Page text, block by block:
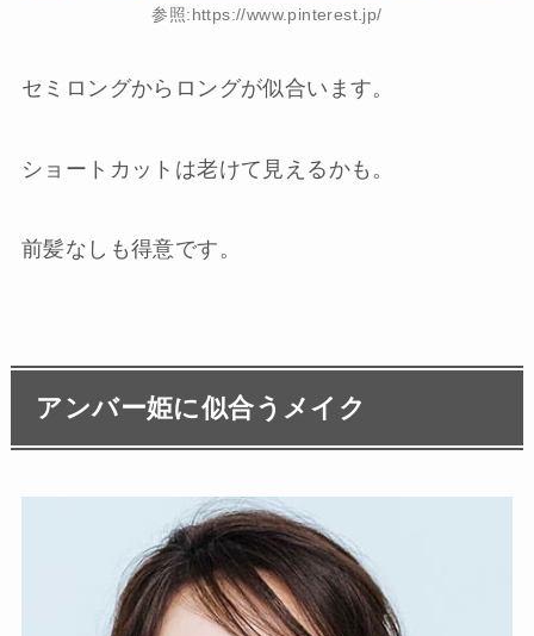
参照:https://www.pinterest.jp/
セミロングからロングが似合います。
ショートカットは老けて見えるかも。
前髪なしも得意です。
アンバー姫に似合うメイク